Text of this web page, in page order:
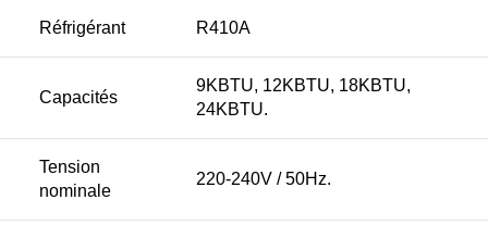
Réfrigérant R410A
Capacités
9KBTU, 12KBTU, 18KBTU,
24KBTU.
Tension
nominale
220-240V / 50Hz.